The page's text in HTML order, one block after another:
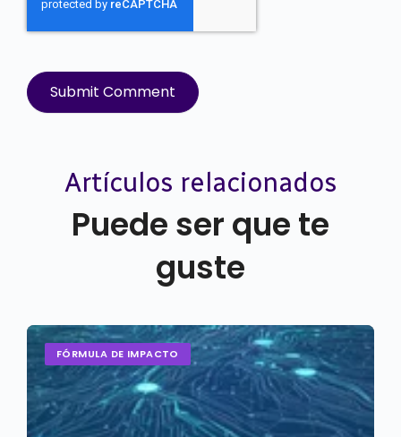
Artículos relacionados
Puede ser que te
guste
FÓRMULA DE IMPACTO